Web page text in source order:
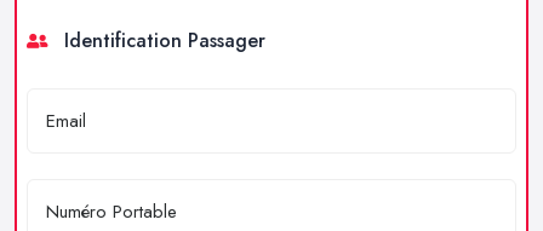
Identification Passager